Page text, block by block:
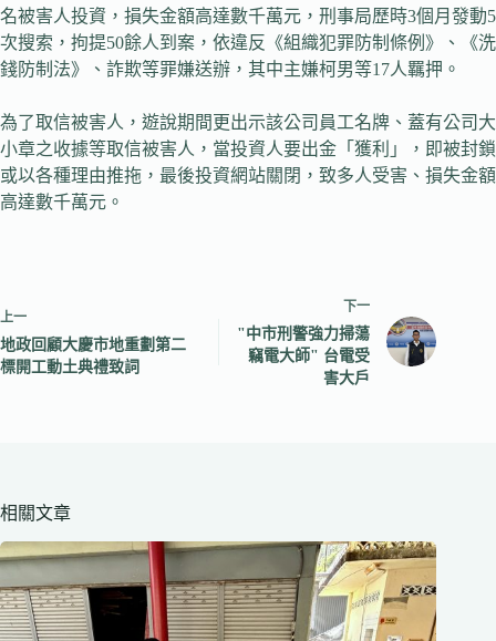
名被害人投資，損失金額高達數千萬元，刑事局歷時3個月發動5
次搜索，拘提50餘人到案，依違反《組織犯罪防制條例》、《洗
錢防制法》、詐欺等罪嫌送辦，其中主嫌柯男等17人羈押。
為了取信被害人，遊說期間更出示該公司員工名牌、蓋有公司大
小章之收據等取信被害人，當投資人要出金「獲利」，即被封鎖
或以各種理由推拖，最後投資網站關閉，致多人受害、損失金額
高達數千萬元。
上一
地政回顧大慶市地重劃第二
標開工動土典禮致詞
下一
"中市刑警強力掃蕩
竊電大師" 台電受
害大戶
相關文章